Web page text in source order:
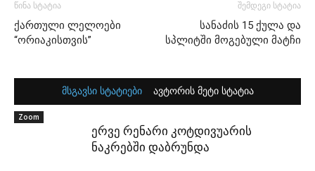
წინა სტატია
ქართული ლელოები
“ორიაკისთვის”
შემდეგი სტატია
სანაძის 15 ქულა და
სპლიტში მოგებული მატჩი
მსგავსი სტატიები ავტორის მეტი სტატია
Zoom
ერვე რენარი კოტდივუარის
ნაკრებში დაბრუნდა